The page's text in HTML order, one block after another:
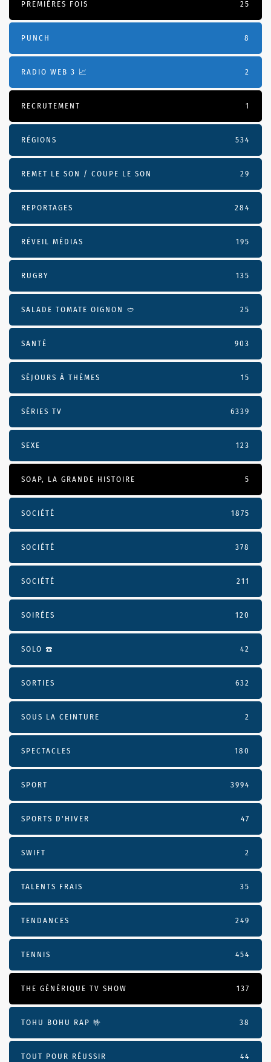
PREMIÈRES FOIS 25
PUNCH 8
RADIO WEB 3 📈 2
RECRUTEMENT 1
RÉGIONS 534
REMET LE SON / COUPE LE SON 29
REPORTAGES 284
RÉVEIL MÉDIAS 195
RUGBY 135
SALADE TOMATE OIGNON 🥙 25
SANTÉ 903
SÉJOURS À THÈMES 15
SÉRIES TV 6339
SEXE 123
SOAP, LA GRANDE HISTOIRE 5
SOCIÉTÉ 1875
SOCIÉTÉ 378
SOCIÉTÉ 211
SOIRÉES 120
SOLO ☎️ 42
SORTIES 632
SOUS LA CEINTURE 2
SPECTACLES 180
SPORT 3994
SPORTS D'HIVER 47
SWIFT 2
TALENTS FRAIS 35
TENDANCES 249
TENNIS 454
THE GÉNÉRIQUE TV SHOW 137
TOHU BOHU RAP 🤟 38
TOUT POUR RÉUSSIR 44